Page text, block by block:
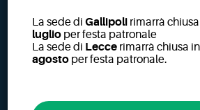
dal 1950 prestazioni diagnostiche di
disponibilità per i nostri pazienti.
via Turati 15, 73100 LECCE
La sede diGallipoli rimarrà
luglio per festa patronale
La sede di Lecce rimarrà chiusa
agosto per festa patronale.